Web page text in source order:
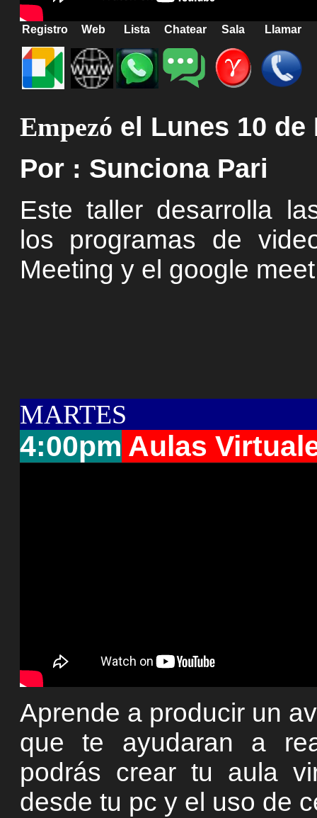
Registro Web Lista Chatear Sala Llamar
Empezó el Lunes 10 de
Por : Sunciona Pari
Este taller desarrolla
los programas de
Meeting y el google meet
MARTES
4:00pm Aulas
Aprende a producir un
que te ayudaran a
podrás crear tu aula
desde tu pc y el uso de